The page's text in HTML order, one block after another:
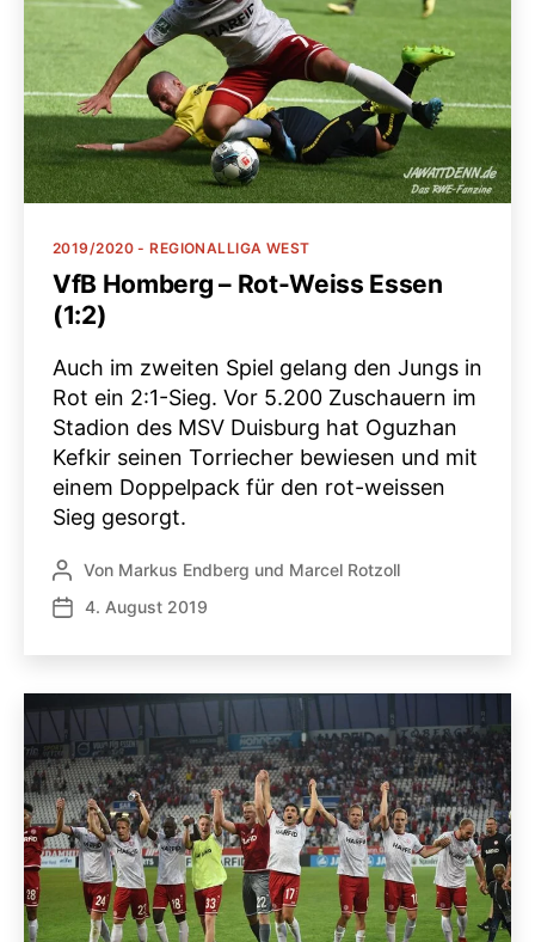
Kategorien
2019/2020 - REGIONALLIGA WEST
VfB Homberg – Rot-Weiss Essen
(1:2)
Auch im zweiten Spiel gelang den Jungs in
Rot ein 2:1-Sieg. Vor 5.200 Zuschauern im
Stadion des MSV Duisburg hat Oguzhan
Kefkir seinen Torriecher bewiesen und mit
einem Doppelpack für den rot-weissen
Sieg gesorgt.
Beitragsautor
Von Markus Endberg und Marcel Rotzoll
Veröffentlichungsdatum
4. August 2019